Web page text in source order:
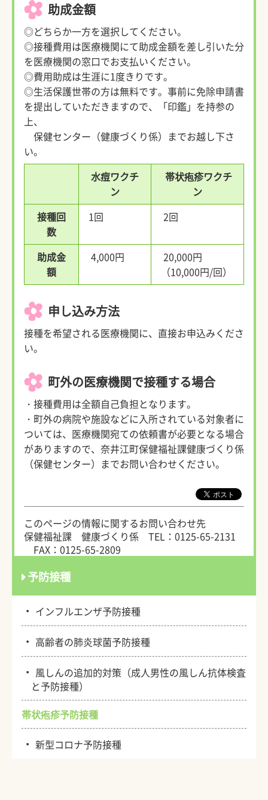
助成金額
◎どちらか一方を選択してください。
◎接種費用は医療機関にて助成金額を差し引いた分
を医療機関の窓口でお支払いください。
◎費用助成は生涯に1度きりです。
◎生活保護世帯の方は無料です。事前に免除申請書
を提出していただきますので、「印鑑」を持参の
上、
保健センター（健康づくり係）までお越し下さ
い。
水痘ワクチ
ン
帯状疱疹ワクチ
ン
接種回
数
1回 2回
助成金
額
4,000円
20,000円
（10,000円/回）
申し込み方法
接種を希望される医療機関に、直接お申込みくださ
い。
町外の医療機関で接種する場合
・接種費用は全額自己負担となります。
・町外の病院や施設などに入所されている対象者に
ついては、医療機関宛ての依頼書が必要となる場合
がありますので、奈井江町保健福祉課健康づくり係
（保健センター）までお問い合わせください。
このページの情報に関するお問い合わせ先
保健福祉課 健康づくり係
TEL：0125-65-2131
FAX：0125-65-2809
予防接種
・ インフルエンザ予防接種
・ 高齢者の肺炎球菌予防接種
・ 風しんの追加的対策（成人男性の風しん抗体検査
と予防接種）
帯状疱疹予防接種
・新型コロナ予防接種